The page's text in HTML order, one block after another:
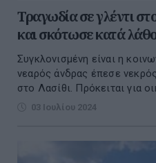
Τραγωδία σε γλέντι
και σκότωσε κατά
Συγκλονισμένη είναι η
νεαρός άνδρας έπεσε
στο Λασίθι. Πρόκειται για
03 Ιουλίου 2024